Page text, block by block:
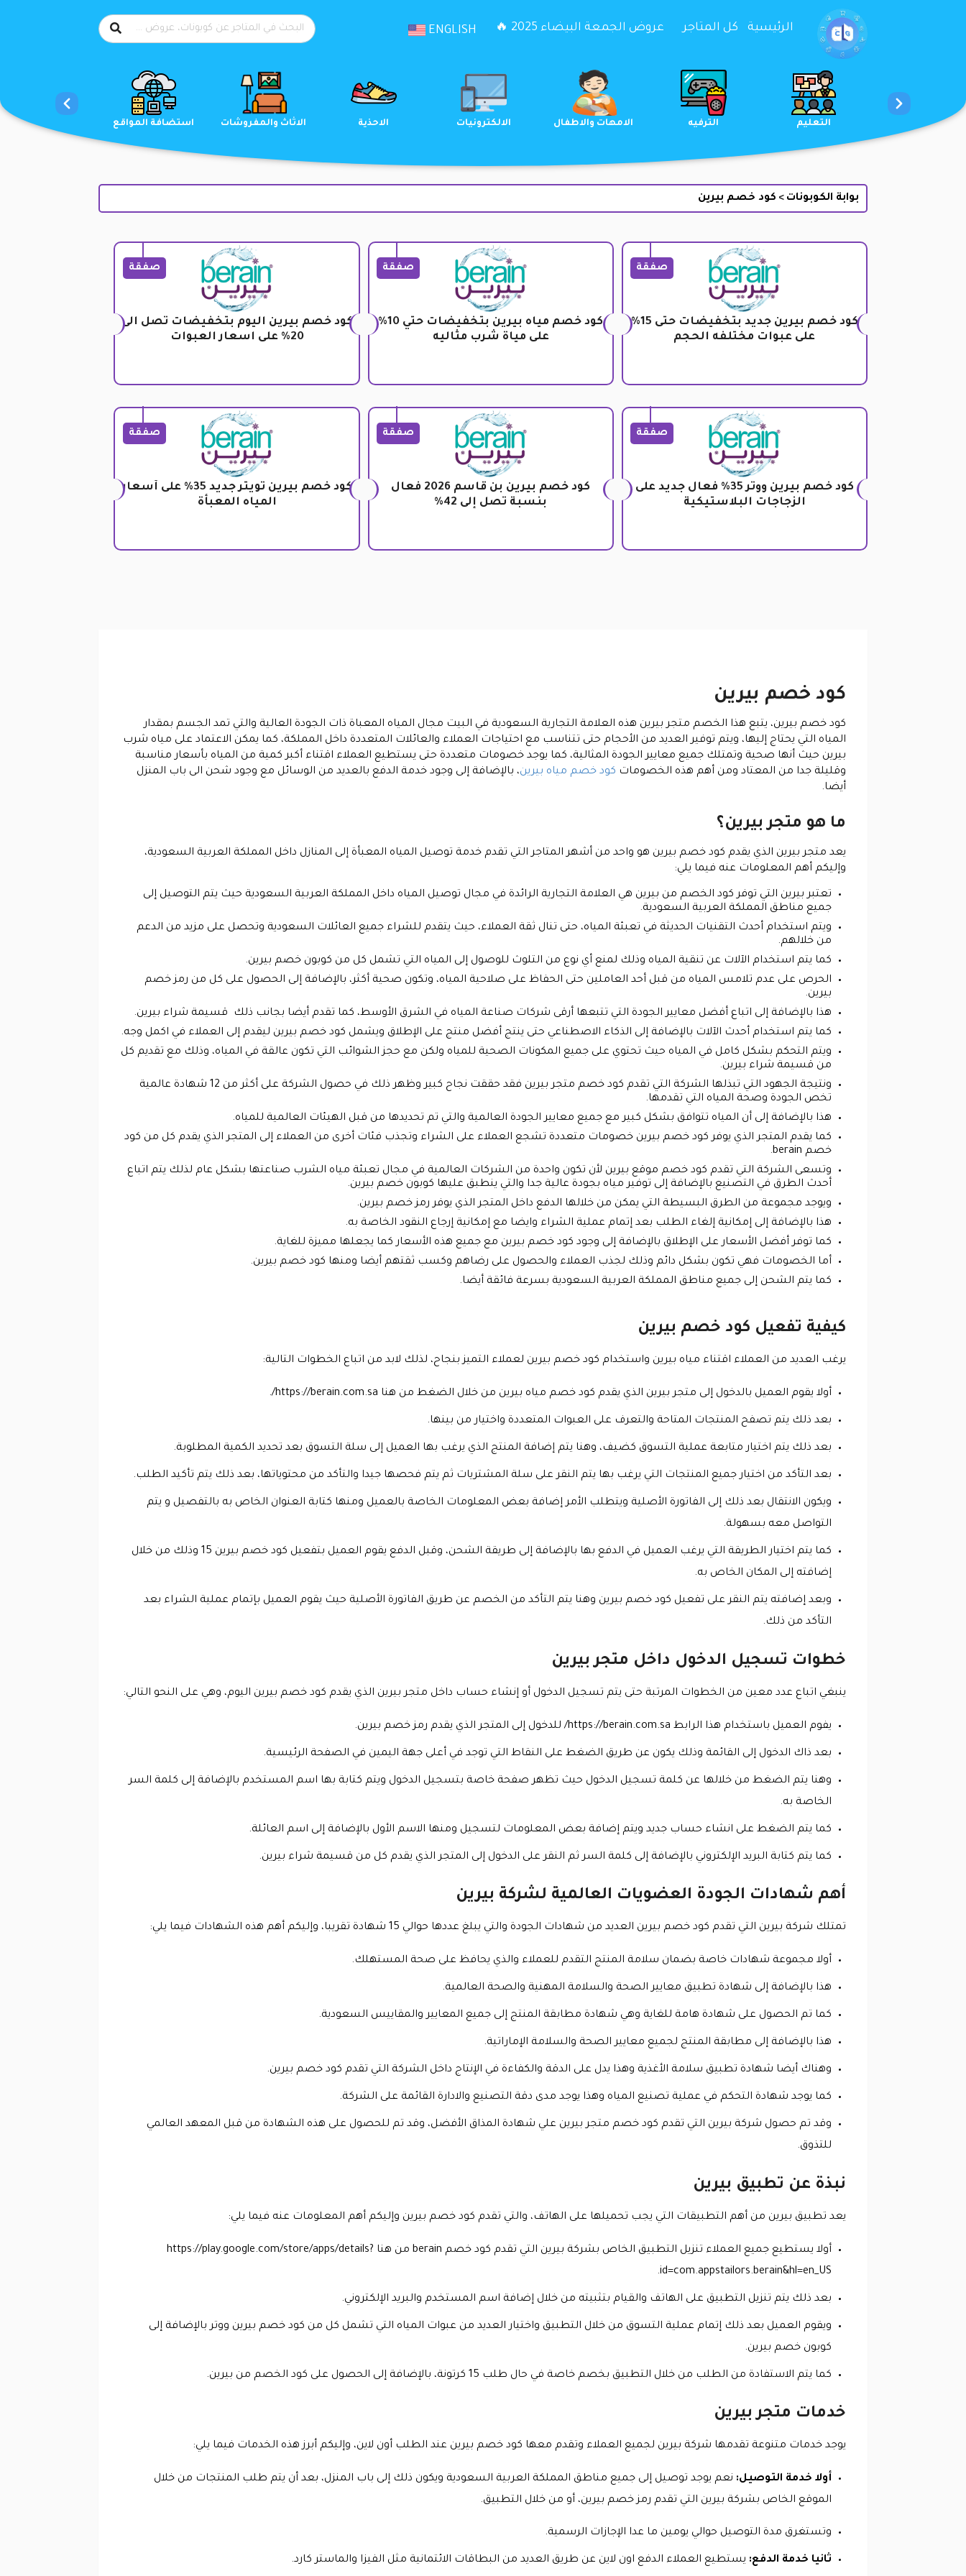
تخطي إلى المحتوى
الرئيسية كل المتاجر عروض الجمعة البيضاء 2025 🔥 ENGLISH
استضافة المواقع الاثاث والمفروشات الاحذية الالكترونيات الامهات والاطفال الترفيه التعليم الجمال والعناية الخدمات
بوابة الكوبونات > كود خصم بيرين
صفقة
كود خصم بيرين جديد بتخفيضات حتى 15%
على عبوات مختلفه الحجم
صفقة
كود خصم مياه بيرين بتخفيضات حتي 10%
على مياة شرب مثاليه
صفقة
كود خصم بيرين اليوم بتخفيضات تصل الى
20% على اسعار العبوات
صفقة
كود خصم بيرين ووتر 35% فعال جديد على
الزجاجات البلاستيكية
صفقة
كود خصم بيرين بن قاسم 2026 فعال
بنسبة تصل إلى 42%
صفقة
كود خصم بيرين تويتر جديد 35% على أسعار
المياه المعبأة
كود خصم بيرين
كود خصم بيرين، يتبع هذا الخصم متجر بيرين هذه العلامة التجارية السعودية في البيت مجال المياه المعباة ذات الجودة العالية والتي تمد الجسم بمقدار
المياه التي يحتاج إليها، ويتم توفير العديد من الأحجام حتى تتناسب مع احتياجات العملاء والعائلات المتعددة داخل المملكة، كما يمكن الاعتماد على مياه شرب
بيرين حيث أنها صحية وتمتلك جميع معايير الجودة المثالية، كما يوجد خصومات متعددة حتى يستطيع العملاء اقتناء أكبر كمية من المياه بأسعار مناسبة
وقليلة جدا من المعتاد ومن أهم هذه الخصومات كود خصم مياه بيرين، بالإضافة إلى وجود خدمة الدفع بالعديد من الوسائل مع وجود شحن الى باب المنزل
أيضا.
ما هو متجر بيرين؟
يعد متجر بيرين الذي يقدم كود خصم بيرين هو واحد من أشهر المتاجر التي تقدم خدمة توصيل المياه المعبأة إلى المنازل داخل المملكة العربية السعودية،
وإليكم أهم المعلومات عنه فيما يلي:
تعتبر بيرين التي توفر كود الخصم من بيرين هي العلامة التجارية الرائدة في مجال توصيل المياه داخل المملكة العربية السعودية حيث يتم التوصيل إلى
جميع مناطق المملكة العربية السعودية.
ويتم استخدام أحدث التقنيات الحديثة في تعبئة المياه، حتى تنال ثقة العملاء، حيث يتقدم للشراء جميع العائلات السعودية وتحصل على مزيد من الدعم
من خلالهم.
كما يتم استخدام الآلات عن تنقية المياه وذلك لمنع أي نوع من التلوث للوصول إلى المياه التي تشمل كل من كوبون خصم بيرين.
الحرص على عدم تلامس المياه من قبل أحد العاملين حتى الحفاظ على صلاحية المياه، وتكون صحية أكثر، بالإضافة إلى الحصول على كل من رمز خصم
بيرين.
هذا بالإضافة إلى اتباع أفضل معايير الجودة التي تتبعها أرقى شركات صناعة المياه في الشرق الأوسط، كما تقدم أيضا بجانب ذلك قسيمة شراء بيرين.
كما يتم استخدام أحدث الآلات بالإضافة إلى الذكاء الاصطناعي حتى ينتج أفضل منتج على الإطلاق ويشمل كود خصم بيرين ليقدم إلى العملاء في اكمل وجه.
ويتم التحكم بشكل كامل في المياه حيث تحتوي على جميع المكونات الصحية للمياه ولكن مع حجز الشوائب التي تكون عالقة في المياه، وذلك مع تقديم كل
من قسيمة شراء بيرين.
ونتيجة الجهود التي تبذلها الشركة التي تقدم كود خصم متجر بيرين فقد حققت نجاح كبير وظهر ذلك في حصول الشركة على أكثر من 12 شهادة عالمية
تخص الجودة وصحة المياه التي تقدمها.
هذا بالإضافة إلى أن المياه تتوافق بشكل كبير مع جميع معايير الجودة العالمية والتي تم تحديدها من قبل الهيئات العالمية للمياه.
كما يقدم المتجر الذي يوفر كود خصم بيرين خصومات متعددة تشجع العملاء على الشراء وتجذب فئات أخرى من العملاء إلى المتجر الذي يقدم كل من كود
خصم berain.
وتسعى الشركة التي تقدم كود خصم موقع بيرين لأن تكون واحدة من الشركات العالمية في مجال تعبئة مياه الشرب صناعتها بشكل عام لذلك يتم اتباع
أحدث الطرق في التصنيع بالإضافة إلى توفير مياه بجودة عالية جدا والتي ينطبق عليها كوبون خصم بيرين.
ويوجد مجموعة من الطرق البسيطة التي يمكن من خلالها الدفع داخل المتجر الذي يوفر رمز خصم بيرين.
هذا بالإضافة إلى إمكانية إلغاء الطلب بعد إتمام عملية الشراء وايضا مع إمكانية إرجاع النقود الخاصة به.
كما توفر أفضل الأسعار على الإطلاق بالإضافة إلى وجود كود خصم بيرين مع جميع هذه الأسعار كما يجعلها مميزة للغاية.
أما الخصومات فهي تكون بشكل دائم وذلك لجذب العملاء والحصول على رضاهم وكسب ثقتهم أيضا ومنها كود خصم بيرين.
كما يتم الشحن إلى جميع مناطق المملكة العربية السعودية بسرعة فائقة أيضا.
كيفية تفعيل كود خصم بيرين
يرغب العديد من العملاء اقتناء مياه بيرين واستخدام كود خصم بيرين لعملاء التميز بنجاح، لذلك لابد من اتباع الخطوات التالية:
أولا يقوم العميل بالدخول إلى متجر بيرين الذي يقدم كود خصم مياه بيرين من خلال الضغط من هنا https://berain.com.sa/.
بعد ذلك يتم تصفح المنتجات المتاحة والتعرف على العبوات المتعددة واختيار من بينها.
بعد ذلك يتم اختيار متابعة عملية التسوق كضيف، وهنا يتم إضافة المنتج الذي يرغب بها العميل إلى سلة التسوق بعد تحديد الكمية المطلوبة.
بعد التأكد من اختيار جميع المنتجات التي يرغب بها يتم النقر على سلة المشتريات ثم يتم فحصها جيدا والتأكد من محتوياتها، بعد ذلك يتم تأكيد الطلب.
ويكون الانتقال بعد ذلك إلى الفاتورة الأصلية ويتطلب الأمر إضافة بعض المعلومات الخاصة بالعميل ومنها كتابة العنوان الخاص به بالتفصيل و يتم
التواصل معه بسهولة.
كما يتم اختيار الطريقة التي يرغب العميل في الدفع بها بالإضافة إلى طريقة الشحن، وقبل الدفع يقوم العميل بتفعيل كود خصم بيرين 15 وذلك من خلال
إضافته إلى المكان الخاص به.
وبعد إضافته يتم النقر على تفعيل كود خصم بيرين وهنا يتم التأكد من الخصم عن طريق الفاتورة الأصلية حيث يقوم العميل بإتمام عملية الشراء بعد
التأكد من ذلك.
خطوات تسجيل الدخول داخل متجر بيرين
ينبغي اتباع عدد معين من الخطوات المرتبة حتى يتم تسجيل الدخول أو إنشاء حساب داخل متجر بيرين الذي يقدم كود خصم بيرين اليوم، وهي على النحو التالي:
يفوم العميل باستخدام هذا الرابط https://berain.com.sa/ للدخول إلى المتجر الذي يقدم رمز خصم بيرين.
بعد ذاك الدخول إلى القائمة وذلك يكون عن طريق الضغط على النقاط التي توجد في أعلى جهة اليمين في الصفحة الرئيسية.
وهنا يتم الضغط من خلالها عن كلمة تسجيل الدخول حيث تظهر صفحة خاصة بتسجيل الدخول ويتم كتابة بها اسم المستخدم بالإضافة إلى كلمة السر
الخاصة به.
كما يتم الضغط على انشاء حساب جديد ويتم إضافة بعض المعلومات لتسجيل ومنها الاسم الأول بالإضافة إلى اسم العائلة.
كما يتم كتابة البريد الإلكتروني بالإضافة إلى كلمة السر ثم النقر على الدخول إلى المتجر الذي يقدم كل من قسيمة شراء بيرين.
أهم شهادات الجودة العضويات العالمية لشركة بيرين
تمتلك شركة بيرين التي تقدم كود خصم بيرين العديد من شهادات الجودة والتي يبلغ عددها حوالي 15 شهادة تقريبا، وإليكم أهم هذه الشهادات فيما يلي:
أولا مجموعة شهادات خاصة بضمان سلامة المنتج التقدم للعملاء والذي يحافظ على صحة المستهلك.
هذا بالإضافة إلى شهادة تطبيق معايير الصحة والسلامة المهنية والصحة العالمية.
كما تم الحصول على شهادة هامة للغاية وهي شهادة مطابقة المنتج إلى جميع المعايير والمقاييس السعودية.
هذا بالإضافة إلى مطابقة المنتج لجميع معايير الصحة والسلامة الإماراتية.
وهناك أيضا شهادة تطبيق سلامة الأغذية وهذا يدل على الدقة والكفاءة في الإنتاج داخل الشركة التي تقدم كود خصم بيرين.
كما يوجد شهادة التحكم في عملية تصنيع المياه وهذا يوجد مدى دقة التصنيع والادارة القائمة على الشركة.
وقد تم حصول شركة بيرين التي تقدم كود خصم متجر بيرين علي شهادة المذاق الأفضل، وقد تم للحصول على هذه الشهادة من قبل المعهد العالمي
للتذوق.
نبذة عن تطبيق بيرين
يعد تطبيق بيرين من أهم التطبيقات التي يجب تحميلها على الهاتف، والتي تقدم كود خصم بيرين وإليكم أهم المعلومات عنه فيما يلي:
أولا يستطيع جميع العملاء تنزيل التطبيق الخاص بشركة بيرين التي تقدم كود خصم berain من هنا https://play.google.com/store/apps/details?
id=com.appstailors.berain&hl=en_US.
بعد ذلك يتم تنزيل التطبيق على الهاتف والقيام بتثبيته من خلال إضافة اسم المستخدم والبريد الإلكتروني.
ويقوم العميل بعد ذلك إتمام عملية التسوق من خلال التطبيق واختيار العديد من عبوات المياه التي تشمل كل من كود خصم بيرين ووتر بالإضافة إلى
كوبون خصم بيرين.
كما يتم الاستفادة من الطلب من خلال التطبيق بخصم خاصة في حال طلب 15 كرتونة، بالإضافة إلى الحصول على كود الخصم من بيرين.
خدمات متجر بيرين
يوجد خدمات متنوعة تقدمها شركة بيرين لجميع العملاء وتقدم معها كود خصم بيرين عند الطلب أون لاين، وإليكم أبرز هذه الخدمات فيما يلي:
أولا خدمة التوصيل: نعم يوجد توصيل إلى جميع مناطق المملكة العربية السعودية ويكون ذلك إلى باب المنزل، بعد أن يتم طلب المنتجات من خلال
الموقع الخاص بشركة بيرين التي تقدم رمز خصم بيرين، أو من خلال التطبيق.
وتستغرق مدة التوصيل حوالي يومين ما عدا الإجازات الرسمية.
ثانيا خدمة الدفع: يستطيع العملاء الدفع اون لاين عن طريق العديد من البطاقات الائتمانية مثل الفيزا والماستر كارد.